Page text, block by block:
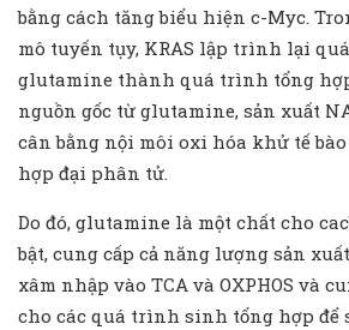
bằng cách tăng biểu hiện c-Myc.
mô tuyến tụy, KRAS lập trình lại
glutamine thành quá trình tổng
nguồn gốc từ glutamine, sản xuất
cân bằng nội môi oxi hóa khử tế
hợp đại phân tử.
Do đó, glutamine là một chất cho
bật, cung cấp cả năng lượng sản
xâm nhập vào TCA và OXPHOS và
cho các quá trình sinh tổng hợp để